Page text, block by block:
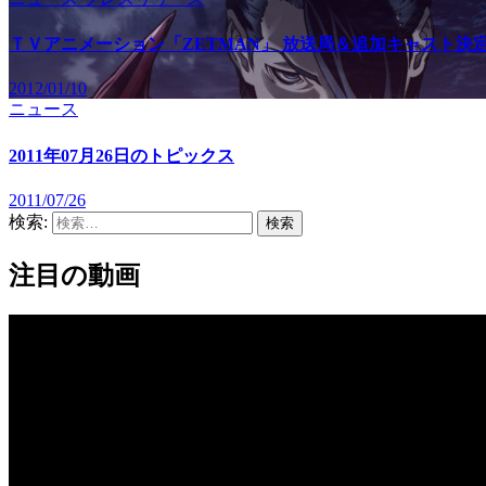
ＴＶアニメーション「ZETMAN」 放送局＆追加キャスト決
2012/01/10
ニュース
2011年07月26日のトピックス
2011/07/26
検索:
注目の動画